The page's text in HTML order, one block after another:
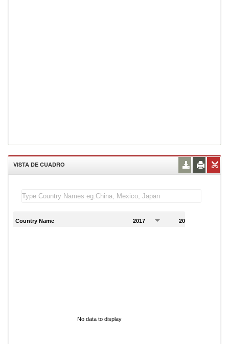
VISTA DE CUADRO
Country Name 2017 2018
No data to display